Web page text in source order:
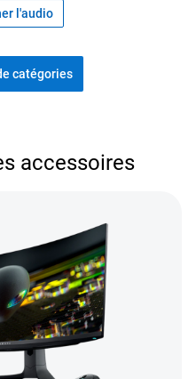
l'audio
catégories
accessoires